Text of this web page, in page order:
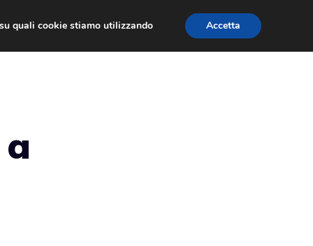
quali cookie stiamo utilizzando Accetta